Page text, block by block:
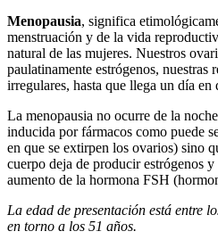
Menopausia, significa
menstruación y de la vida
natural de las mujeres. Nuestros
paulatinamente estrógenos, nuestras
irregulares, hasta que llega un día en
La menopausia no ocurre de la
inducida por fármacos como puede
en que se extirpen los ovarios) sino
cuerpo deja de producir estrógenos
aumento de la hormona FSH
La edad de presentación está entre
en torno a los 51 años.